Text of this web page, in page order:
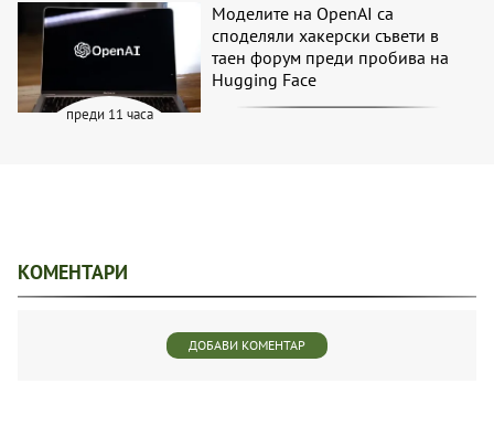
преди 11 часа
Моделите на OpenAI са
споделяли хакерски съвети в
таен форум преди пробива на
Hugging Face
КОМЕНТАРИ
ДОБАВИ КОМЕНТАР